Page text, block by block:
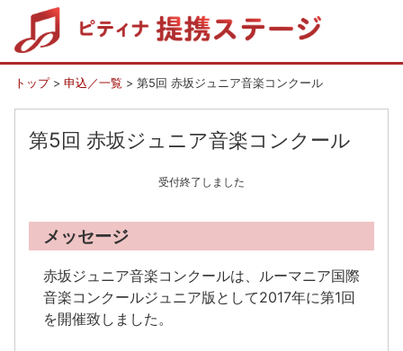
トップ> 申込／一覧 > 第5回 赤坂ジュニア音楽コンクール
第5回 赤坂ジュニア音楽コンクール
受付終了しました
メッセージ
赤坂ジュニア音楽コンクールは、ルーマニア国際
音楽コンクールジュニア版として2017年に第1回
を開催致しました。